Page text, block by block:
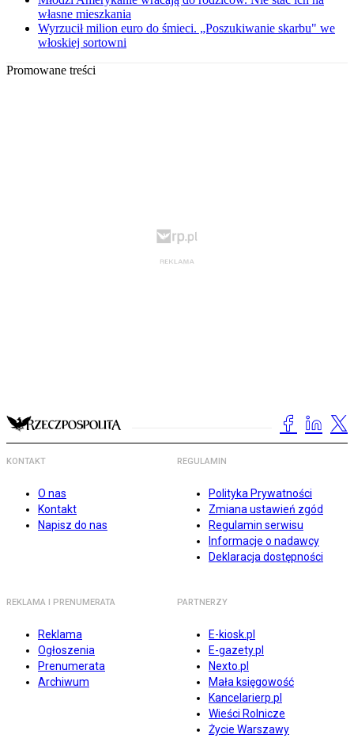
własne mieszkania
Wyrzucił milion euro do śmieci. „Poszukiwanie skarbu" we
włoskiej sortowni
Promowane treści
KONTAKT
O nas
Kontakt
Napisz do nas
REGULAMIN
Polityka Prywatności
Zmiana ustawień zgód
Regulamin serwisu
Informacje o nadawcy
Deklaracja dostępności
REKLAMA I PRENUMERATA
Reklama
Ogłoszenia
Prenumerata
Archiwum
PARTNERZY
E-kiosk.pl
E-gazety.pl
Nexto.pl
Mała księgowość
Kancelarierp.pl
Wieści Rolnicze
Życie Warszawy